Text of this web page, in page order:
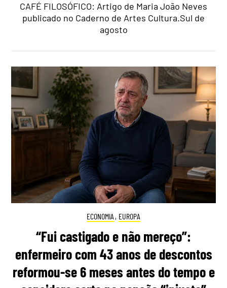
CAFÉ FILOSÓFICO: Artigo de Maria João Neves
publicado no Caderno de Artes Cultura.Sul de
agosto
ECONOMIA , EUROPA
“Fui castigado e não mereço”:
enfermeiro com 43 anos de descontos
reformou-se 6 meses antes do tempo e